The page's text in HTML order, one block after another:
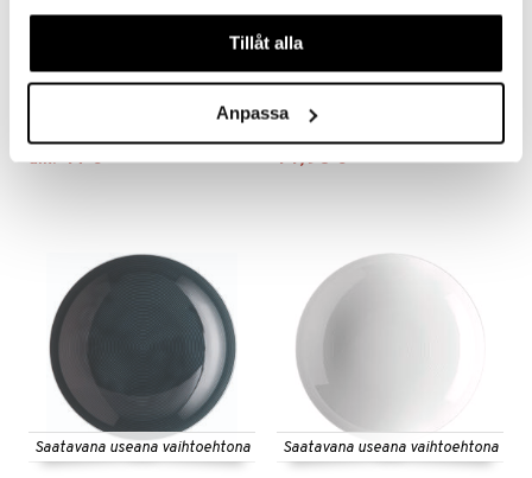
våra cookies vid fortsatt användande av vår webbplats.
Tillåt alla
Anpassa
Thomas Loft Porkkana 23
cm Night Blue
alk.47 €
Thomas Loft Syvä lautanen
24 cm Moon Grey
ROSENTHAL
14,90 €
Saatavana useana vaihtoehtona Saatavana useana vaihtoehtona